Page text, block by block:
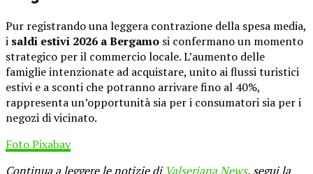
Pur registrando una leggera contrazione della spesa media,
i saldi estivi 2026 a Bergamo si confermano un momento
strategico per il commercio locale. L’aumento delle
famiglie intenzionate ad acquistare, unito ai flussi turistici
estivi e a sconti che potranno arrivare fino al 40%,
rappresenta un’opportunità sia per i consumatori sia per i
negozi di vicinato.
Foto Pixabay
Continua a leggere le notizie di Valseriana News, segui la